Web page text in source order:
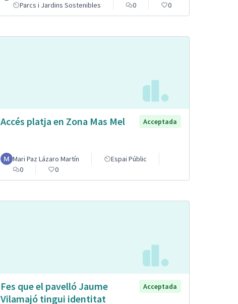
Parcs i Jardins Sostenibles
0 0
Accés platja en Zona Mas Mel Acceptada
Mari Paz Lázaro Martín
Espai Públic
0
0
Fes que el pavelló Jaume
Vilamajó tingui identitat
Acceptada